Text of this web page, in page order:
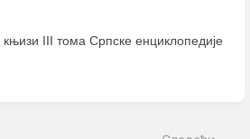
књизи III тома Српске енциклопедије